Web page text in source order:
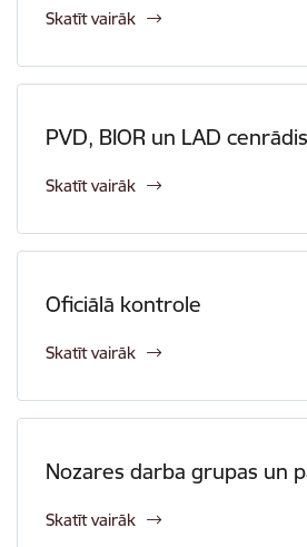
Skatīt vairāk
PVD, BIOR un LAD cenrādis
Skatīt vairāk
Oficiālā kontrole
Skatīt vairāk
Nozares darba grupas un
Skatīt vairāk